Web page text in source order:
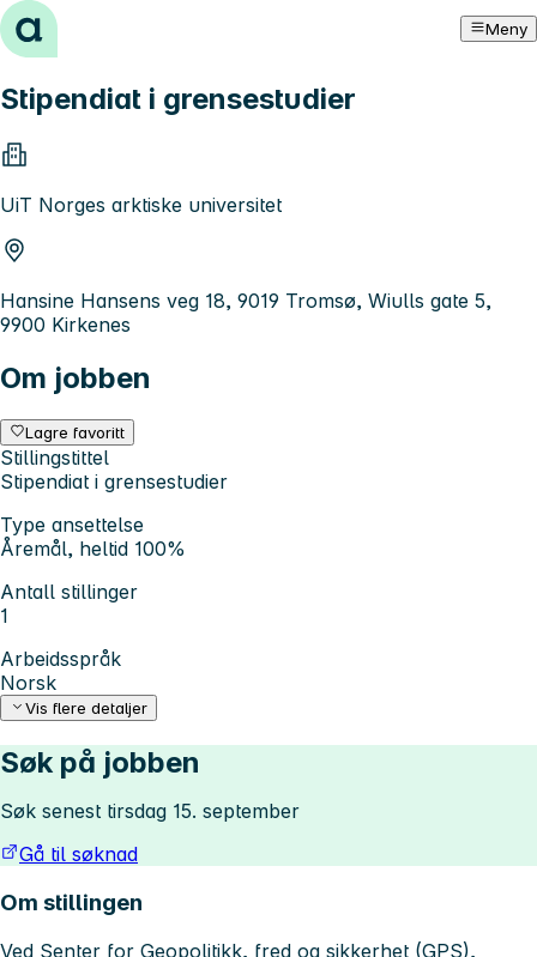
Hopp til innhold Meny
Stipendiat i grensestudier
UiT Norges arktiske universitet
Hansine Hansens veg 18, 9019 Tromsø, Wiulls gate 5,
9900 Kirkenes
Om jobben
Lagre favoritt
Stillingstittel
Stipendiat i grensestudier
Type ansettelse
Åremål, heltid 100%
Antall stillinger
1
Arbeidsspråk
Norsk
Vis flere detaljer
Søk på jobben
Søk senest tirsdag 15. september
Gå til søknad
Om stillingen
Ved Senter for Geopolitikk, fred og sikkerhet (GPS),